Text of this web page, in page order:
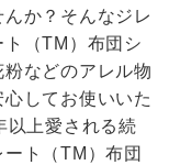
か？そんなジレ
（TM）布団シ
などのアレル物
してお使いいた
以上愛される続
ト（TM）布団